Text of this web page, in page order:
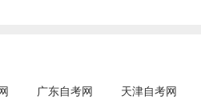
广东自考网
天津自考网